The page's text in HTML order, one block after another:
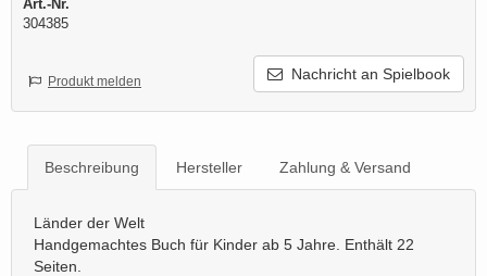
Art.-Nr.
304385
Nachricht an Spielbook
Produkt melden
Beschreibung Hersteller Zahlung & Versand
Länder der Welt
Handgemachtes Buch für Kinder ab 5 Jahre. Enthält 22
Seiten.